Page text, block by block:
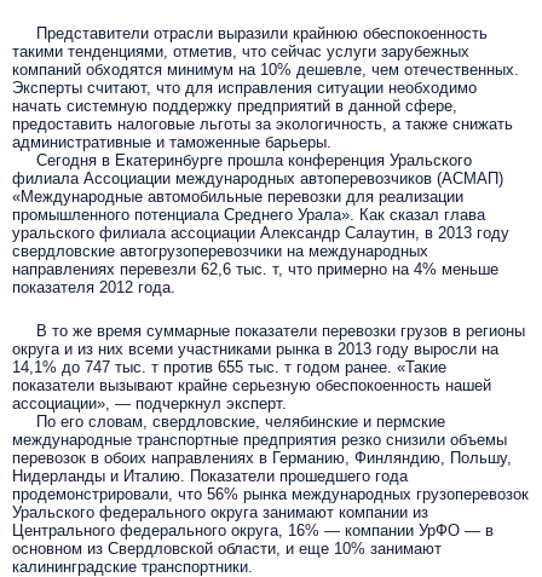
Представители отрасли выразили крайнюю обеспокоенность
такими тенденциями, отметив, что сейчас услуги зарубежных
компаний обходятся минимум на 10% дешевле, чем отечественных.
Эксперты считают, что для исправления ситуации необходимо
начать системную поддержку предприятий в данной сфере,
предоставить налоговые льготы за экологичность, а также снижать
административные и таможенные барьеры.
Сегодня в Екатеринбурге прошла конференция Уральского
филиала Ассоциации международных автоперевозчиков (АСМАП)
«Международные автомобильные перевозки для реализации
промышленного потенциала Среднего Урала». Как сказал глава
уральского филиала ассоциации Александр Салаутин, в 2013 году
свердловские автогрузоперевозчики на международных
направлениях перевезли 62,6 тыс. т, что примерно на 4% меньше
показателя 2012 года.
В то же время суммарные показатели перевозки грузов в регионы
округа и из них всеми участниками рынка в 2013 году выросли на
14,1% до 747 тыс. т против 655 тыс. т годом ранее. «Такие
показатели вызывают крайне серьезную обеспокоенность нашей
ассоциации», — подчеркнул эксперт.
По его словам, свердловские, челябинские и пермские
международные транспортные предприятия резко снизили объемы
перевозок в обоих направлениях в Германию, Финляндию, Польшу,
Нидерланды и Италию. Показатели прошедшего года
продемонстрировали, что 56% рынка международных грузоперевозок
Уральского федерального округа занимают компании из
Центрального федерального округа, 16% — компании УрФО — в
основном из Свердловской области, и еще 10% занимают
калининградские транспортники.